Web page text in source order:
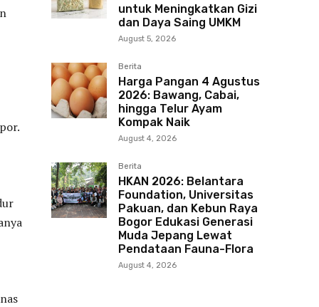
untuk Meningkatkan Gizi
dan Daya Saing UMKM
August 5, 2026
Berita
Harga Pangan 4 Agustus
2026: Bawang, Cabai,
hingga Telur Ayam
Kompak Naik
August 4, 2026
Berita
HKAN 2026: Belantara
Foundation, Universitas
Pakuan, dan Kebun Raya
Bogor Edukasi Generasi
Muda Jepang Lewat
Pendataan Fauna-Flora
August 4, 2026